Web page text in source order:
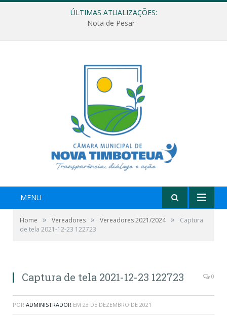
ÚLTIMAS ATUALIZAÇÕES:
Nota de Pesar
MENU
Home » Vereadores » Vereadores 2021/2024 »
Captura
de tela 2021-12-23 122723
Captura de tela 2021-12-23 122723 0
POR ADMINISTRADOR EM 23 DE DEZEMBRO DE 2021